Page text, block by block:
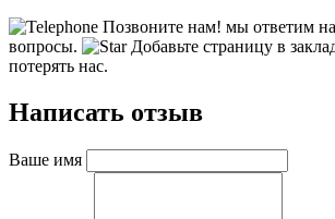
Позвоните нам! мы ответим
вопросы.
Добавьте страницу в
потерять нас.
Написать отзыв
Ваше имя